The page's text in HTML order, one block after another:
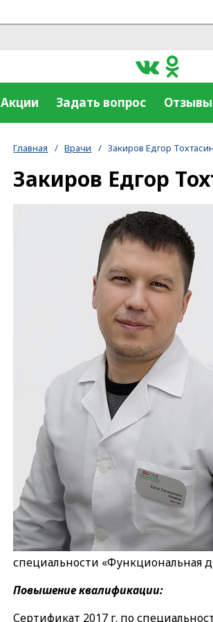
Акции Задать вопрос Отзывы
Главная / Врачи / Закиров Едгор
Закиров Едгор
специальности «Функциональная
Повышение квалификации:
Сертификат 2017 г. по